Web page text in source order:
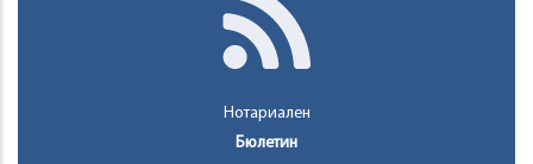
Нотариален
Бюлетин